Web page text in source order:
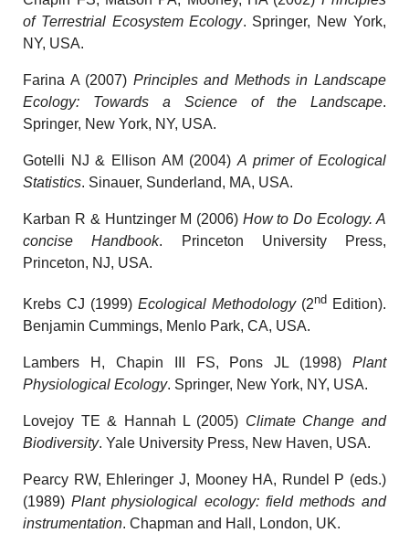
of Terrestrial Ecosystem Ecology. Springer, New York,
NY, USA.
Farina A (2007) Principles and Methods in Landscape
Ecology: Towards a Science of the Landscape.
Springer, New York, NY, USA.
Gotelli NJ & Ellison AM (2004) A primer of Ecological
Statistics. Sinauer, Sunderland, MA, USA.
Karban R & Huntzinger M (2006) How to Do Ecology. A
concise Handbook. Princeton University Press,
Princeton, NJ, USA.
Krebs CJ (1999) Ecological Methodology(2ndEdition).
Benjamin Cummings, Menlo Park, CA, USA.
Lambers H, Chapin III FS, Pons JL (1998) Plant
Physiological Ecology. Springer, New York, NY, USA.
Lovejoy TE & Hannah L (2005) Climate Change and
Biodiversity. Yale University Press, New Haven, USA.
Pearcy RW, Ehleringer J, Mooney HA, Rundel P (eds.)
(1989)Plant physiological ecology: field methods and
instrumentation. Chapman and Hall, London, UK.